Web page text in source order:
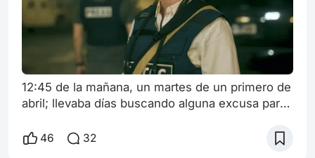
12:45 de la mañana, un martes de un primero de
abril; llevaba días buscando alguna excusa para
nervios al ver, al escuchar. Debo decir que le di
46 32